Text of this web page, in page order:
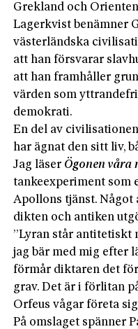
Grekland och
Lagerkvist benämner
västerländska
att han försvarar
att han framhåller
värden som
demokrati.
En del av
har ägnat den sitt liv,
Jag läser Ögonen våra
tankeexperiment som
Apollons tjänst. Något
dikten och antiken
”Lyran står antitetiskt
jag bär med mig efter
förmår diktaren det
grav. Det är i förlitan
Orfeus vågar företa
På omslaget spänner